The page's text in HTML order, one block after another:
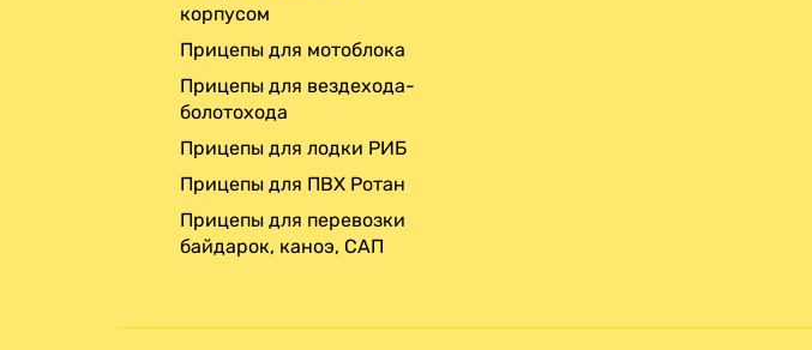
корпусом
Прицепы для мотоблока
Прицепы для вездехода-
болотохода
Прицепы для лодки РИБ
Прицепы для ПВХ Ротан
Прицепы для перевозки
байдарок, каноэ, САП